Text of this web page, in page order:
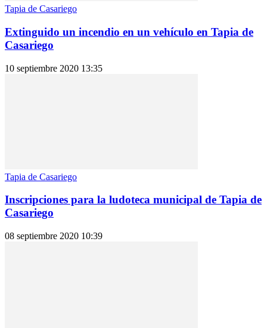
Tapia de Casariego
Extinguido un incendio en un vehículo en Tapia de
Casariego
10 septiembre 2020 13:35
Tapia de Casariego
Inscripciones para la ludoteca municipal de Tapia de
Casariego
08 septiembre 2020 10:39